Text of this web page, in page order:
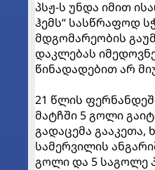
პსჟ-ს უნდა იმით
ჰემს“ სასწრაფოდ
მდგომარეობის
დაკლებას
წინადადებით არ
21 წლის
მატჩში 5 გოლი
გადაცემა
სამერვილის
გოლი და 5 საგოლე